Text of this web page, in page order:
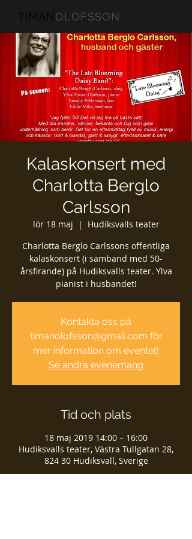
TIMANOLOFSSON
Kalaskonsert med
Charlotta Berglo
Carlsson
lör 18 maj
  |
Hudiksvalls teater
Charlotta Berglo Carlssons offentliga
kalaskonsert (i samband med 50-
årsfirande) på Hudiksvalls teater. Ylva
pianist i husbandet!
Kontakta oss på
timanolofsson@gmail.com för
mer information om eventet!
Se andra evenemang
Tid och plats
18 maj 2019 14:00 – 16:00
Hudiksvalls teater, Västra Tullgatan 28,
824 30 Hudiksvall, Sverige